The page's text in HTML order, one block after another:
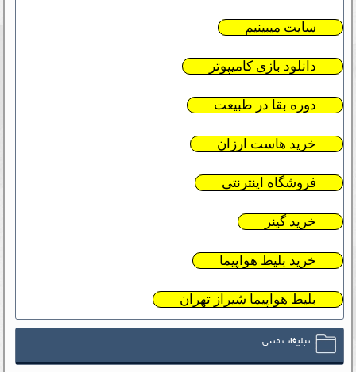
سایت میبینیم
دانلود بازی کامیپوتر
دوره بقا در طبیعت
خرید هاست ارزان
فروشگاه اینترنتی
خرید گینر
خرید بلیط هواپیما
بلیط هواپیما شیراز تهران
تبلیغات متنی